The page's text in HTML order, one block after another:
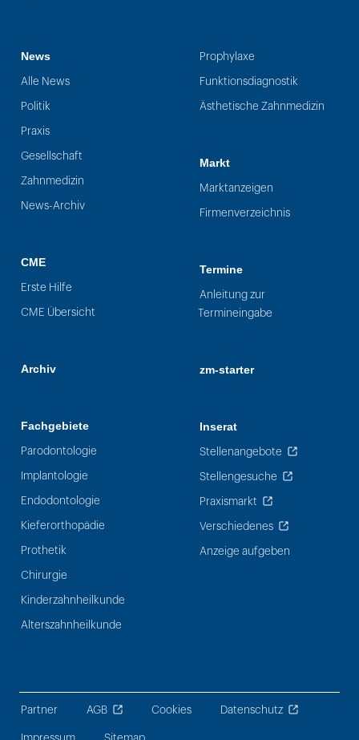
News
Alle News
Politik
Praxis
Gesellschaft
Zahnmedizin
News-Archiv
CME
Erste Hilfe
CME Übersicht
Archiv
Fachgebiete
Parodontologie
Implantologie
Endodontologie
Kieferorthopädie
Prothetik
Chirurgie
Kinderzahnheilkunde
Alterszahnheilkunde
Prophylaxe
Funktionsdiagnostik
Ästhetische Zahnmedizin
Markt
Marktanzeigen
Firmenverzeichnis
Termine
Anleitung zur
Termineingabe
zm-starter
Inserat
Stellenangebote
Stellengesuche
Praxismarkt
Verschiedenes
Anzeige aufgeben
Partner AGB Cookies Datenschutz